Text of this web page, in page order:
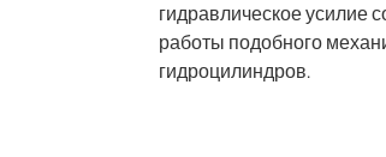
гидравлическое усилие
работы подобного
гидроцилиндров.